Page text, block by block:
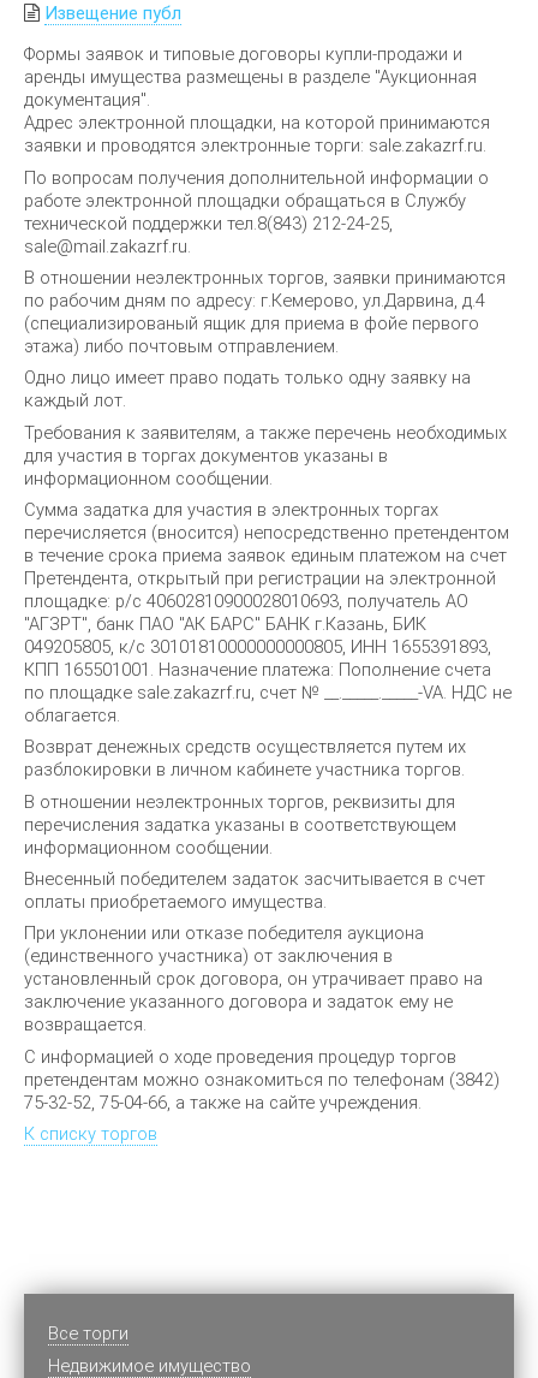
Извещение публ
Формы заявок и типовые договоры купли-продажи и
аренды имущества размещены в разделе "Аукционная
документация".
Адрес электронной площадки, на которой принимаются
заявки и проводятся электронные торги: sale.zakazrf.ru.
По вопросам получения дополнительной информации о
работе электронной площадки обращаться в Службу
технической поддержки тел.8(843) 212-24-25,
sale@mail.zakazrf.ru.
В отношении неэлектронных торгов, заявки принимаются
по рабочим дням по адресу: г.Кемерово, ул.Дарвина, д.4
(специализированый ящик для приема в фойе первого
этажа) либо почтовым отправлением.
Одно лицо имеет право подать только одну заявку на
каждый лот.
Требования к заявителям, а также перечень необходимых
для участия в торгах документов указаны в
информационном сообщении.
Сумма задатка для участия в электронных торгах
перечисляется (вносится) непосредственно претендентом
в течение срока приема заявок единым платежом на счет
Претендента, открытый при регистрации на электронной
площадке: р/с 40602810900028010693, получатель АО
"АГЗРТ", банк ПАО "АК БАРС" БАНК г.Казань, БИК
049205805, к/с 30101810000000000805, ИНН 1655391893,
КПП 165501001. Назначение платежа: Пополнение счета
по площадке sale.zakazrf.ru, счет № __._____._____-VA. НДС не
облагается.
Возврат денежных средств осуществляется путем их
разблокировки в личном кабинете участника торгов.
В отношении неэлектронных торгов, реквизиты для
перечисления задатка указаны в соответствующем
информационном сообщении.
Внесенный победителем задаток засчитывается в счет
оплаты приобретаемого имущества.
При уклонении или отказе победителя аукциона
(единственного участника) от заключения в
установленный срок договора, он утрачивает право на
заключение указанного договора и задаток ему не
возвращается.
С информацией о ходе проведения процедур торгов
претендентам можно ознакомиться по телефонам ‎(3842)
75-32-52, 75-04-66, а также на сайте учреждения.
К списку торгов
Все торги
Недвижимое имущество